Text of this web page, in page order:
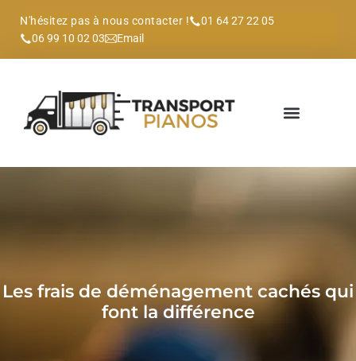
N'hésitez pas à nous contacter !
01 64 27 22 05
06 99 10 02 03
Email
Les frais de déménagement cachés qui
font la différence